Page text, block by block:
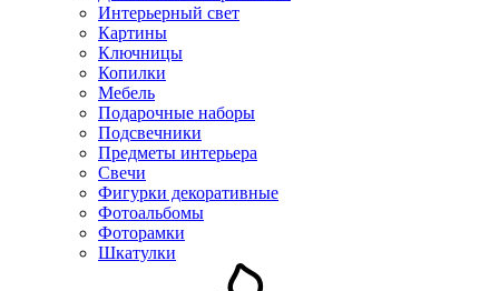
Интерьерный свет
Картины
Ключницы
Копилки
Мебель
Подарочные наборы
Подсвечники
Предметы интерьера
Свечи
Фигурки декоративные
Фотоальбомы
Фоторамки
Шкатулки